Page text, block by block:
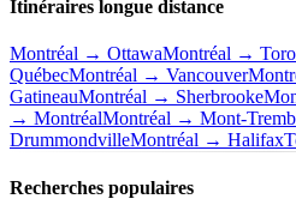
Itinéraires longue distance
Montréal → OttawaMontréal →
QuébecMontréal → Vancouver
GatineauMontréal → Sherbrooke
→ MontréalMontréal → Mont-
DrummondvilleMontréal → Halifax
Recherches populaires